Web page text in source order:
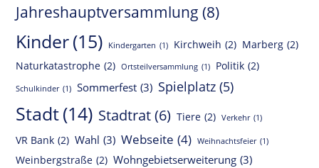
Jahreshauptversammlung (8)
Kinder(15) Kindergarten (1) Kirchweih (2) Marberg (2)
Naturkatastrophe (2) Ortsteilversammlung (1) Politik (2)
Schulkinder (1) Sommerfest (3) Spielplatz (5)
Stadt(14) Stadtrat (6) Tiere (2) Verkehr (1)
VR Bank (2) Wahl (3) Webseite (4) Weihnachtsfeier (1)
Weinbergstraße (2) Wohngebietserweiterung (3)